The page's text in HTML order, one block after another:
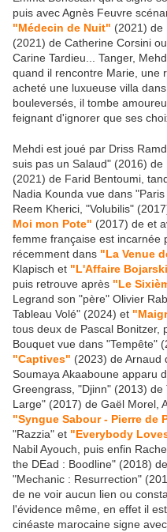
puis avec Agnès Feuvre
"Médecin de Nuit" (2021) de
(2021) de Catherine Corsini ou
Carine Tardieu... Tanger,
quand il rencontre Marie, une
acheté une luxueuse villa
bouleversés, il tombe
feignant d'ignorer que ses
Mehdi est joué par Driss
suis pas un Salaud" (2016)
(2021) de Farid Bentoumi,
Nadia Kounda vue dans
Reem Kherici, "Volubilis"
Moi mon Pote" (2017) de et
femme française est incarnée
récemment dans "La Venue
Klapisch et "L'Affaire
puis retrouve après "Le
Legrand son "père" Olivier
Tableau Volé" (2024) et
tous deux de Pascal Bonitzer,
Bouquet vue dans "Tempête"
"Captives" (2023) de Arnaud
Soumaya Akaaboune apparu
Greengrass, "Djinn" (2013)
Large" (2017) de Gaël Morel,
"Syngue Sabour - Pierre de
"Razzia" et "Everybody
Nabil Ayouch, puis enfin
the DEad : Boodline" (2018)
"Mechanic : Resurrection"
de ne voir aucun lien ou
l'évidence même, en effet il
cinéaste marocaine signe avec